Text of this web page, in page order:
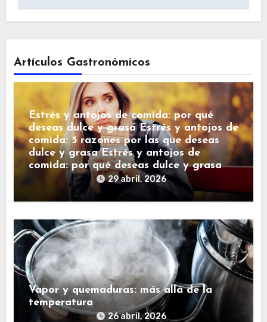
Artículos Gastronómicos
Estrés y antojos de comida: por qué
deseas dulce y grasa Estrés y antojos de
comida: 5 razones por las que deseas
dulce y grasa Estrés y antojos de
comida: por qué deseas dulce y grasa
29 abril, 2026
Vapor y quemaduras: más allá de la
temperatura
26 abril, 2026